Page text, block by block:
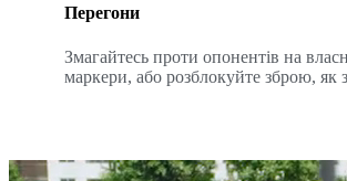
Перегони
Змагайтесь проти опонентів на
маркери, або розблокуйте зброю, як